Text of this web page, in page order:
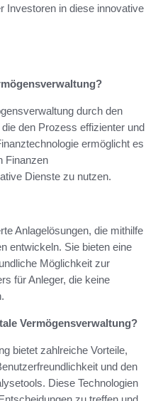
Investoren in diese innovative
durch den
den Prozess effizienter und
ermöglicht es
Finanzen
Dienste zu nutzen.
Anlagelösungen, die mithilfe
entwickeln. Sie bieten eine
Möglichkeit zur
für Anleger, die keine
Vermögensverwaltung?
bietet zahlreiche Vorteile,
und den
Diese Technologien